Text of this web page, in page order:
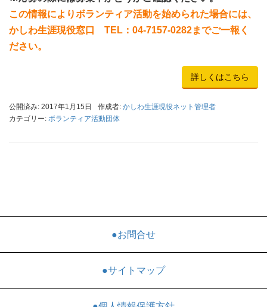
この情報によりボランティア活動を始められた場合には、
かしわ生涯現役窓口 TEL：04-7157-0282までご一報く
ださい。
詳しくはこちら
公開済み: 2017年1月15日 作成者: かしわ生涯現役ネット管理者
カテゴリー: ボランティア活動団体
●お問合せ
●サイトマップ